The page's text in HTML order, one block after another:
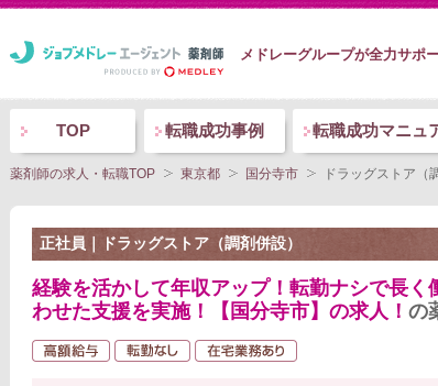
メドレーグループが全力サポ
TOP 転職成功事例 転職成功マニュ
薬剤師の求人・転職TOP 東京都 国分寺市 ドラッグストア（
正社員｜ドラッグストア（調剤併設）
経験を活かして年収アップ！転勤ナシで長
わせた支援を実施！【国分寺市】の求人！ の